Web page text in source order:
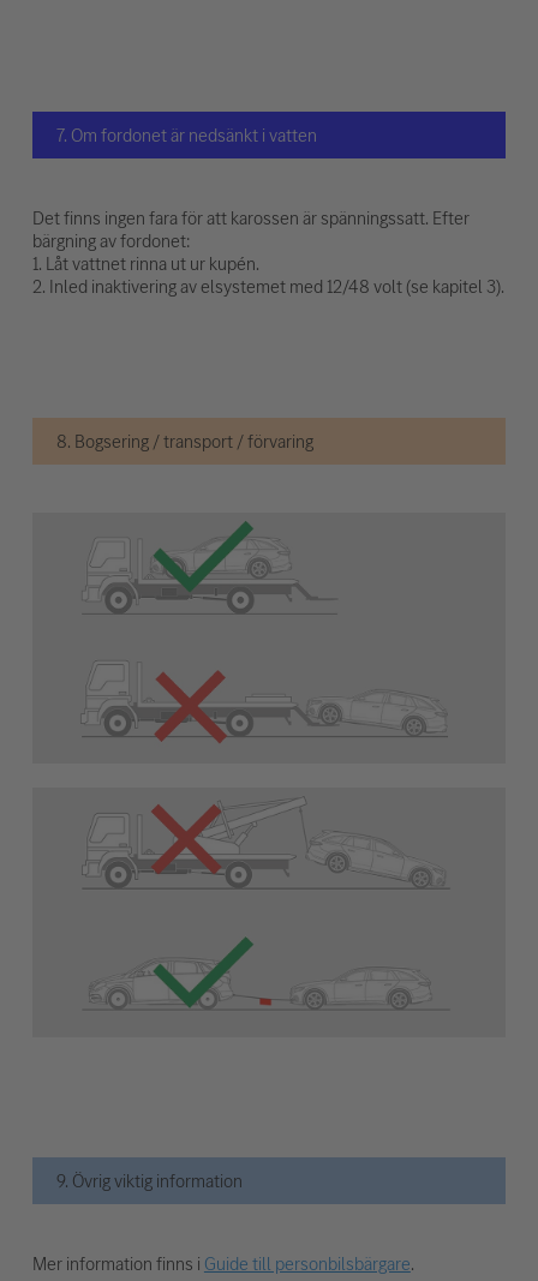
7. Om fordonet är nedsänkt i vatten
Det finns ingen fara för att karossen är spänningssatt. Efter
bärgning av fordonet:
1. Låt vattnet rinna ut ur kupén.
2. Inled inaktivering av elsystemet med 12/48 volt (se kapitel 3).
8. Bogsering / transport / förvaring
9. Övrig viktig information
Mer information finns i Guide till personbilsbärgare.